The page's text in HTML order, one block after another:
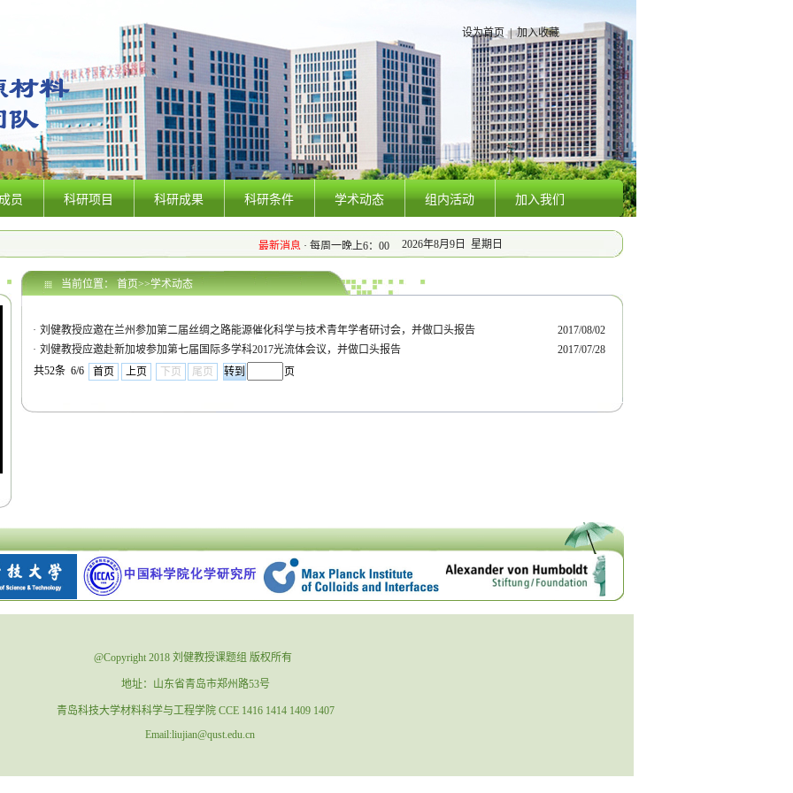
设为首页 | 加入收藏
员 科研项目 科研成果 科研条件 学术动态 组内活动 加入我们
最新消息 · 每周一晚上6：00 组会, CCE1416, 欢迎参加！
2026年8月9日 星期日
当前位置： 首页>>学术动态
· 刘健教授应邀在兰州参加第二届丝绸之路能源催化科学与技术青年学者研讨会，并做口头报告
2017/08/02
· 刘健教授应邀赴新加坡参加第七届国际多学科2017光流体会议，并做口头报告
2017/07/28
共52条 6/6
首页 上页 下页 尾页 页
@Copyright 2018 刘健教授课题组 版权所有
地址：山东省青岛市郑州路53号
青岛科技大学材料科学与工程学院 CCE 1416 1414 1409 1407
Email:liujian@qust.edu.cn